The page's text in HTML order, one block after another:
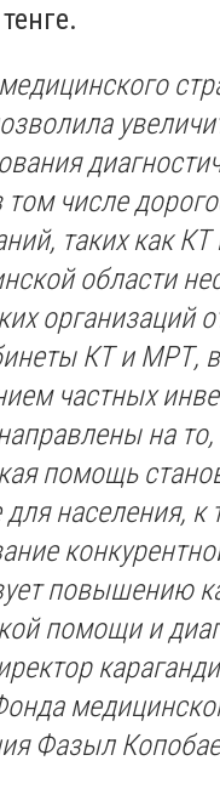
числе
таких как
области
организаций
КТ и МРТ,
частных
на
помощь
для населения, к
повышению
помощи и
Фазыл